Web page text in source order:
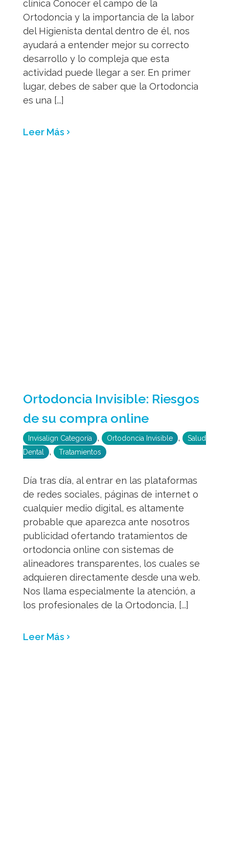
clínica Conocer el campo de la
Ortodoncia y la importancia de la labor
del Higienista dental dentro de él, nos
ayudará a entender mejor su correcto
desarrollo y lo compleja que esta
actividad puede llegar a ser. En primer
lugar, debes de saber que la Ortodoncia
es una [...]
Leer Más
Ortodoncia Invisible: Riesgos
de su compra online
Invisalign Categoría , Ortodoncia Invisible ,
Salud
Dental
, Tratamientos
Día tras día, al entrar en las plataformas
de redes sociales, páginas de internet o
cualquier medio digital, es altamente
probable que aparezca ante nosotros
publicidad ofertando tratamientos de
ortodoncia online con sistemas de
alineadores transparentes, los cuales se
adquieren directamente desde una web.
Nos llama especialmente la atención, a
los profesionales de la Ortodoncia, [...]
Leer Más